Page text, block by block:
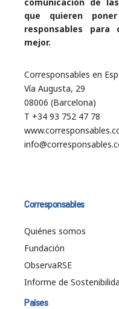
que quieren
responsables
mejor.
Corresponsables en
Vía Augusta, 29
08006 (Barcelona)
T +34 93 752 47 78
Corresponsables
Quiénes somos
Fundación
ObservaRSE
Informe de
Países